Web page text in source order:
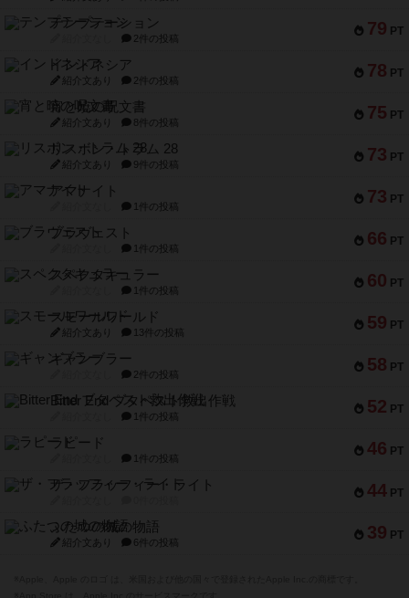
79 PT
テンプテーション
2件の投稿
78 PT
インドネシア
紹介文あり 2件の投稿
75 PT
宵と暁の呪文書
紹介文あり 8件の投稿
73 PT
リスボン・トラム 28
紹介文あり 9件の投稿
73 PT
アマナイト
1件の投稿
66 PT
ブラヴェスト
1件の投稿
60 PT
スペクタキュラー
1件の投稿
59 PT
スモールワールド
紹介文あり 13件の投稿
58 PT
ギャンブラー
2件の投稿
52 PT
Bitter End ブタペスト救出作戦
1件の投稿
46 PT
ラピード
1件の投稿
44 PT
ザ・フラッフィー・ライト
39 PT
ふたつの城の物語
紹介文あり 6件の投稿